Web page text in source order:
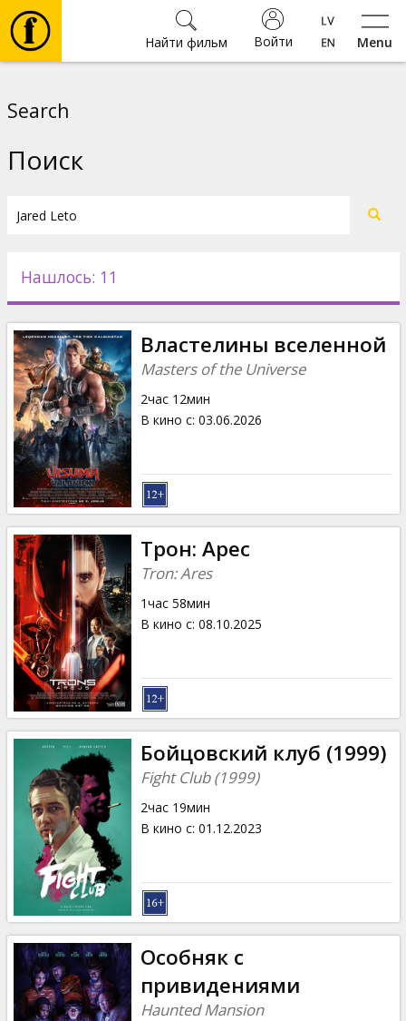
Menu
Войти
Найти фильм
Новости
Подарки
Кинозакуски
B2B
Клуб
Search
Поиск
Нашлось: 11
Властелины вселенной
Masters of the Universe
2час 12мин
В кино с: 03.06.2026
Трон: Арес
Tron: Ares
1час 58мин
В кино с: 08.10.2025
Бойцовский клуб (1999)
Fight Club (1999)
2час 19мин
В кино с: 01.12.2023
Особняк с
привидениями
Haunted Mansion